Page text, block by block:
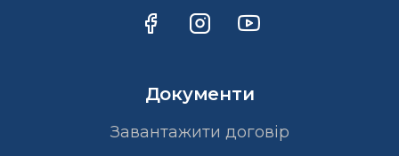
Документи
Завантажити договір